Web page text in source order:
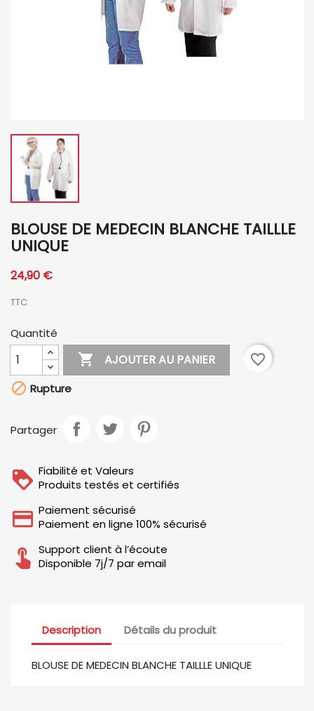
BLOUSE DE MEDECIN BLANCHE TAILLLE
UNIQUE
24,90 €
TTC
Quantité
 AJOUTER AU PANIER
favorite_border
 Rupture
Partager
Fiabilité et Valeurs
Produits testés et certifiés
Paiement sécurisé
Paiement en ligne 100% sécurisé
Support client à l’écoute
Disponible 7j/7 par email
Description Détails du produit
BLOUSE DE MEDECIN BLANCHE TAILLLE UNIQUE